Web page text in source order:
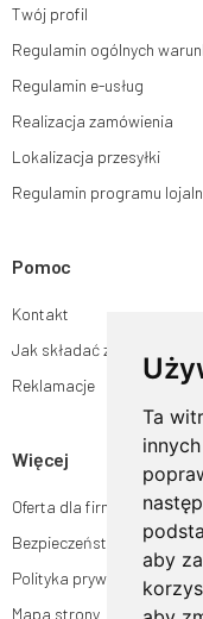
Ta
aby
Twój profil
Regulamin ogólnych
Regulamin e-usług
Realizacja zamówienia
Lokalizacja przesyłki
Regulamin programu
Pomoc
Kontakt
Jak składać zamówienia
Reklamacje
Więcej
Oferta dla firm
Bezpieczeństwo płatności
Polityka prywatności
Mapa strony